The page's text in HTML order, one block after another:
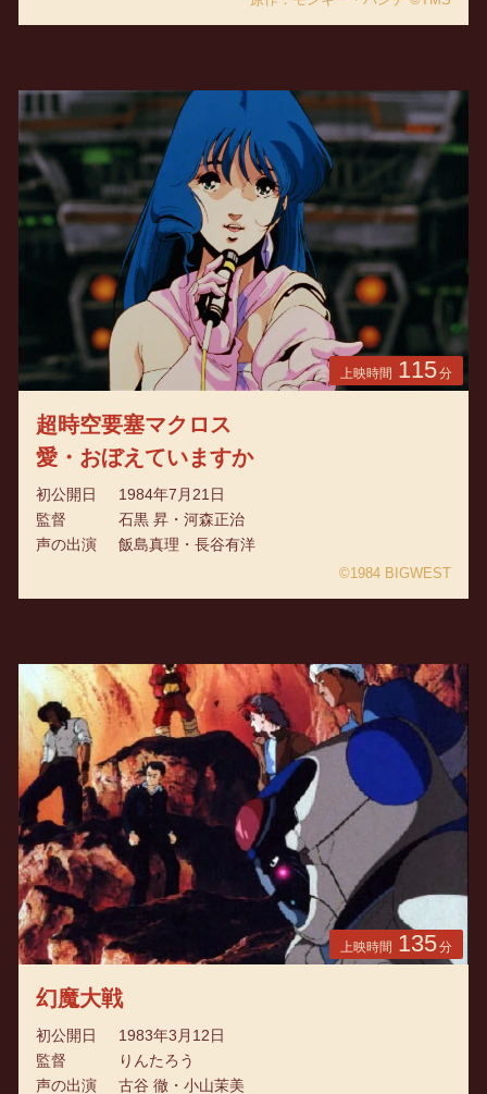
上映時間 115分
超時空要塞マクロス
愛・おぼえていますか
初公開日
1984年7月21日
監督
石黒 昇・河森正治
声の出演
飯島真理・長谷有洋
©1984 BIGWEST
上映時間 135分
幻魔大戦
初公開日
1983年3月12日
監督
りんたろう
声の出演
古谷 徹・小山茉美